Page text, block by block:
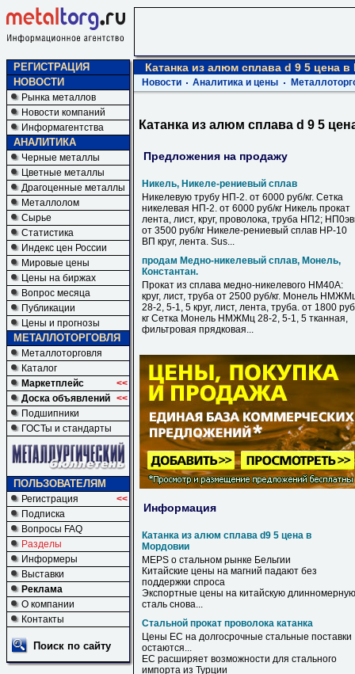
РЕГИСТРАЦИЯ
НОВОСТИ
Рынка металлов
Новости компаний
Информагентства
АНАЛИТИКА
Черные металлы
Цветные металлы
Драгоценные металлы
Металлолом
Сырье
Статистика
Индекс цен России
Мировые цены
Цены на биржах
Вопрос месяца
Публикации
Цены и прогнозы
МЕТАЛЛОТОРГОВЛЯ
Металлоторговля
Каталог
Маркетплейс
<<
Доска объявлений <<
Подшипники
ГОСТы и стандарты
ПОЛЬЗОВАТЕЛЯМ
Регистрация
<<
Подписка
Вопросы FAQ
Разделы
Информеры
Выставки
Реклама
О компании
Контакты
Поиск по сайту
Катанка из алюм сплава d 9 5 цена
Новости Аналитика и цены
Катанка из алюм сплава d 9 5
Предложения на продажу
Никель, Никеле-рениевый сплав
Никелевую трубу НП-2. от 6000 руб/кг. Сетка
никелевая НП-2. от 6000 руб/кг Никель прокат
лента, лист, круг, проволока, труба НП2;
от 3500 руб/кг Никеле-рениевый сплав НР-10
ВП круг, лента. Sus...
продам Медно-никелевый сплав, Монель,
Константан.
Прокат из сплава медно-никелевого НМ40А:
круг, лист, труба от 2500 руб/кг. Монель
28-2, 5-1, 5 круг, лист, лента, труба. от 1800
кг Сетка Монель НМЖМц 28-2, 5-1, 5 тканная,
фильтровая прядковая...
Информация
Катанка из алюм сплава d9 5 цена в
Мордовии
MEPS о стальном рынке Бельгии
Китайские цены на магний падают без
поддержки спроса
Экспортные цены на китайскую длинномерную
сталь снова...
Стальной прокат проволока катанка
Цены ЕС на долгосрочные стальные поставки
остаются...
ЕС расширяет возможности для стального
импорта из Турции